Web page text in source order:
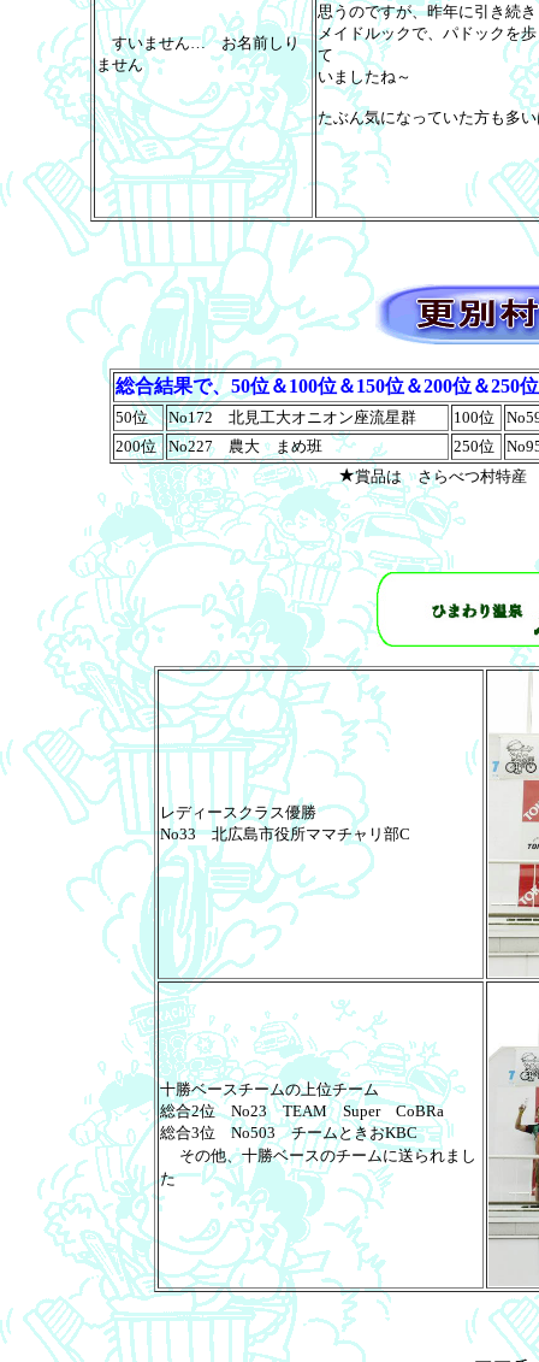
すいません… お名前しり
ません
思うのですが、昨年に引き続き
メイドルックで、パドックを
て
いましたね～
たぶん気になっていた方も多
総合結果で、50位＆100位＆150位＆200位＆250
50位 No172 北見工大オニオン座流星群 100位
200位
No227 農大 まめ班 250位
★賞品は さらべつ村特産
レディースクラス優勝
No33 北広島市役所ママチャリ部C
十勝ベースチームの上位チーム
総合2位 No23 TEAM Super CoBRa
総合3位 No503 チームときおKBC
その他、十勝ベースのチームに送られまし
た